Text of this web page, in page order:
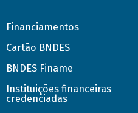
Financiamentos
Cartão BNDES
BNDES Finame
Instituições financeiras
credenciadas